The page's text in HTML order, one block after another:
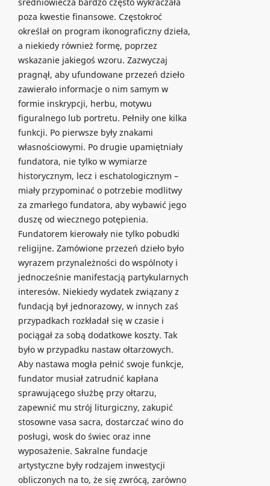
poza kwestie finansowe. Częstokroć
określał on program ikonograficzny dzieła,
a niekiedy również formę, poprzez
wskazanie jakiegoś wzoru. Zazwyczaj
pragnął, aby ufundowane przezeń dzieło
zawierało informacje o nim samym w
formie inskrypcji, herbu, motywu
figuralnego lub portretu. Pełniły one kilka
funkcji. Po pierwsze były znakami
własnościowymi. Po drugie upamiętniały
fundatora, nie tylko w wymiarze
historycznym, lecz i eschatologicznym –
miały przypominać o potrzebie modlitwy
za zmarłego fundatora, aby wybawić jego
duszę od wiecznego potępienia.
Fundatorem kierowały nie tylko pobudki
religijne. Zamówione przezeń dzieło było
wyrazem przynależności do wspólnoty i
jednocześnie manifestacją partykularnych
interesów. Niekiedy wydatek związany z
fundacją był jednorazowy, w innych zaś
przypadkach rozkładał się w czasie i
pociągał za sobą dodatkowe koszty. Tak
było w przypadku nastaw ołtarzowych.
Aby nastawa mogła pełnić swoje funkcje,
fundator musiał zatrudnić kapłana
sprawującego służbę przy ołtarzu,
zapewnić mu strój liturgiczny, zakupić
stosowne vasa sacra, dostarczać wino do
posługi, wosk do świec oraz inne
wyposażenie. Sakralne fundacje
artystyczne były rodzajem inwestycji
obliczonych na to, że się zwrócą, zarówno